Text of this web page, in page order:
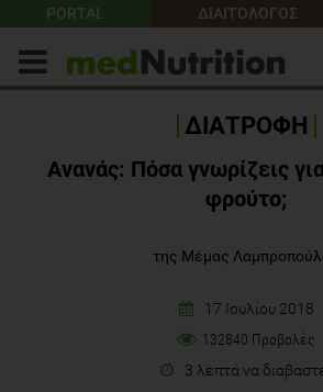
PORTAL ΔΙΑΙΤΟΛΟΓΟΣ
ΔΙΑΤΡΟΦΗ
Ανανάς: Πόσα γνωρίζεις
φρούτο;
της Μέμας
17 Ιουλίου 2018
132840 Προβολές
3 λεπτά να